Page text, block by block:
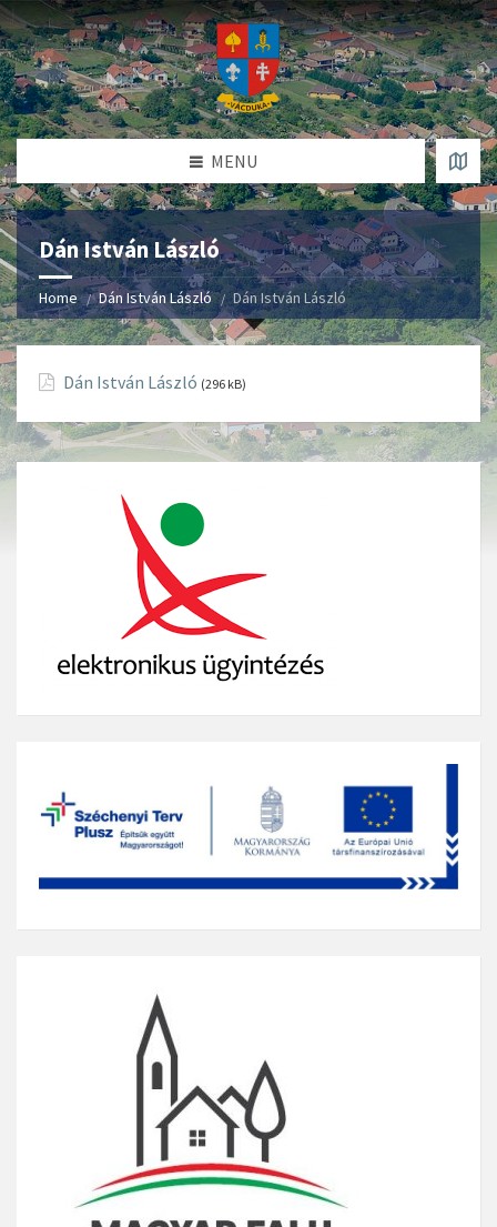
MENU
Dán István László
Home Dán István László Dán István László
Dán István László (296 kB)